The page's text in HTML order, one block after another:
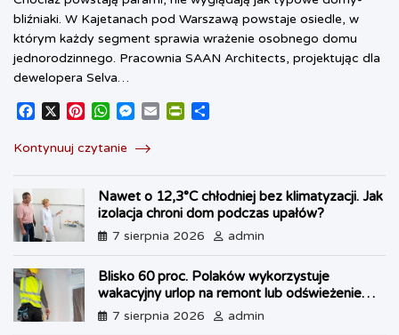
bliźniaki. W Kajetanach pod Warszawą powstaje osiedle, w
którym każdy segment sprawia wrażenie osobnego domu
jednorodzinnego. Pracownia SAAN Architects, projektując dla
dewelopera Selva…
c
o
o
k
X
n
t
W
a
A
p
p
M
s
n
g
e
r
F
r
i
e
n
d
l
y
Kontynuuj czytanie
Nawet o 12,3°C chłodniej bez klimatyzacji. Jak
izolacja chroni dom podczas upałów?
7 sierpnia 2026 admin
Blisko 60 proc. Polaków wykorzystuje
wakacyjny urlop na remont lub odświeżenie
własnego lokum
7 sierpnia 2026 admin